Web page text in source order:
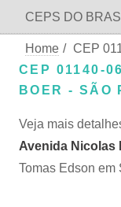
CEPS DO
Home / CEP
CEP 01140-
BOER - SÃO
Veja mais
Avenida Nicolas
Tomas Edson em